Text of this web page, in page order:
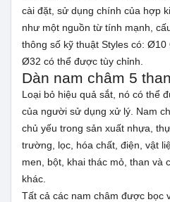
cài đặt, sử dụng chính của hợp
như một nguồn từ tính mạnh,
thông số kỹ thuật Styles có:
Ø32 có thể được tùy chỉnh.
Dàn nam châm 5
Loại bỏ hiệu quả sắt, nó có thể
của người sử dụng xử lý. Nam
chủ yếu trong sản xuất nhựa,
trường, lọc, hóa chất, điện, vật
men, bột, khai thác mỏ, than và
khác.
Tất cả các nam châm được bọc